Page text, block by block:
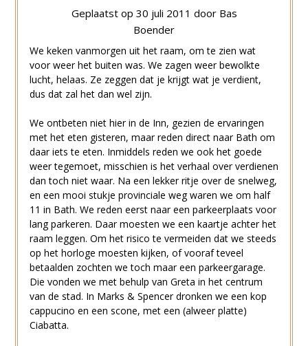
Geplaatst op 30 juli 2011 door Bas
Boender
We keken vanmorgen uit het raam, om te zien wat
voor weer het buiten was. We zagen weer bewolkte
lucht, helaas. Ze zeggen dat je krijgt wat je verdient,
dus dat zal het dan wel zijn.
We ontbeten niet hier in de Inn, gezien de ervaringen
met het eten gisteren, maar reden direct naar Bath om
daar iets te eten. Inmiddels reden we ook het goede
weer tegemoet, misschien is het verhaal over verdienen
dan toch niet waar. Na een lekker ritje over de snelweg,
en een mooi stukje provinciale weg waren we om half
11 in Bath. We reden eerst naar een parkeerplaats voor
lang parkeren. Daar moesten we een kaartje achter het
raam leggen. Om het risico te vermeiden dat we steeds
op het horloge moesten kijken, of vooraf teveel
betaalden zochten we toch maar een parkeergarage.
Die vonden we met behulp van Greta in het centrum
van de stad. In Marks & Spencer dronken we een kop
cappucino en een scone, met een (alweer platte)
Ciabatta.